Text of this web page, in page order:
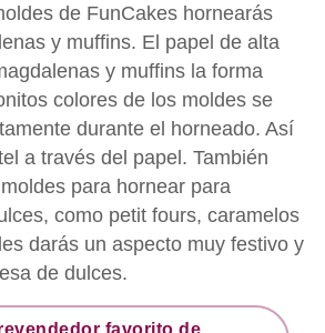
de FunCakes hornearás
y muffins. El papel de alta
y muffins la forma
colores de los moldes se
durante el horneado. Así
a través del papel. También
para hornear para
como petit fours, caramelos
darás un aspecto muy festivo y
de dulces.
favorito de